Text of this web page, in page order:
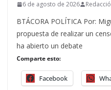
6 de agosto de 2026
BTÁCORA POLÍTICA Por:
propuesta de realizar un
ha abierto un debate
Comparte esto:
Facebook